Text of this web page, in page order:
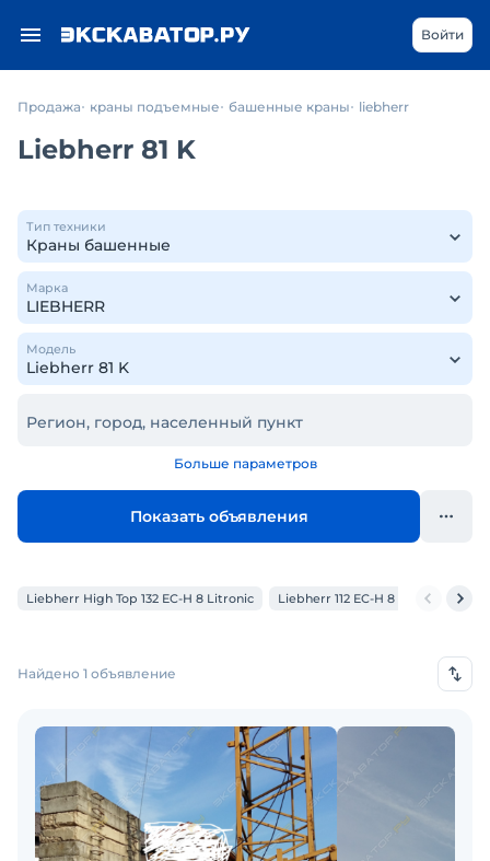
Войти
Продажа краны подъемные башенные краны liebherr
Liebherr 81 K
Тип техники
Марка
Модель
Регион, город, населенный пункт
Больше параметров
Показать объявления
Liebherr High Top 132 EC-H 8 Litronic Liebherr 112 EC-H 8 Liebherr
Найдено 1 объявление